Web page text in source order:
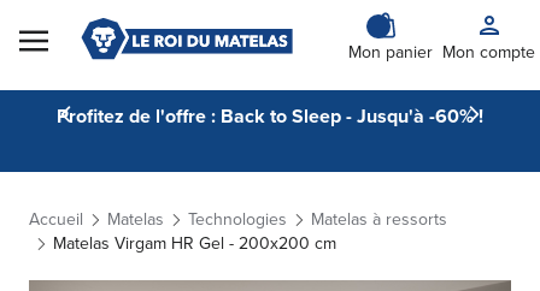
Skip to Content
Mon panier Mon compte
Profitez de l'offre : Back to Sleep - Jusqu'à -60% !
Accueil Matelas Technologies
Matelas à ressorts
Matelas Virgam HR Gel - 200x200 cm